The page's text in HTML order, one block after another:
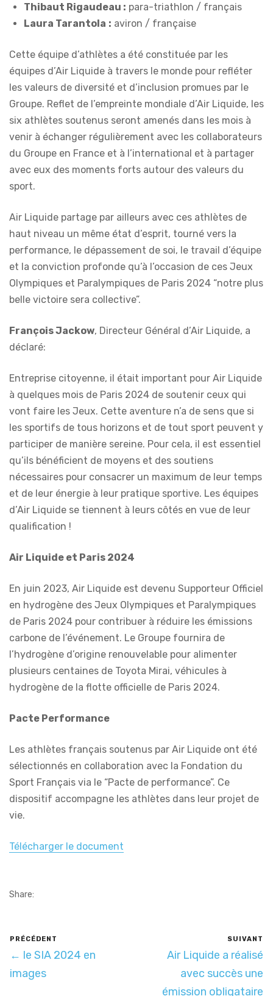
Thibaut Rigaudeau : para-triathlon / français
Laura Tarantola : aviron / française
Cette équipe d’athlètes a été constituée par les
équipes d’Air Liquide à travers le monde pour refléter
les valeurs de diversité et d’inclusion promues par le
Groupe. Reflet de l’empreinte mondiale d’Air Liquide, les
six athlètes soutenus seront amenés dans les mois à
venir à échanger régulièrement avec les collaborateurs
du Groupe en France et à l’international et à partager
avec eux des moments forts autour des valeurs du
sport.
Air Liquide partage par ailleurs avec ces athlètes de
haut niveau un même état d’esprit, tourné vers la
performance, le dépassement de soi, le travail d’équipe
et la conviction profonde qu’à l’occasion de ces Jeux
Olympiques et Paralympiques de Paris 2024 “notre plus
belle victoire sera collective”.
François Jackow, Directeur Général d’Air Liquide, a
déclaré:
Entreprise citoyenne, il était important pour Air Liquide
à quelques mois de Paris 2024 de soutenir ceux qui
vont faire les Jeux. Cette aventure n’a de sens que si
les sportifs de tous horizons et de tout sport peuvent y
participer de manière sereine. Pour cela, il est essentiel
qu’ils bénéficient de moyens et des soutiens
nécessaires pour consacrer un maximum de leur temps
et de leur énergie à leur pratique sportive. Les équipes
d’Air Liquide se tiennent à leurs côtés en vue de leur
qualification !
Air Liquide et Paris 2024
En juin 2023, Air Liquide est devenu Supporteur Officiel
en hydrogène des Jeux Olympiques et Paralympiques
de Paris 2024 pour contribuer à réduire les émissions
carbone de l’événement. Le Groupe fournira de
l’hydrogène d’origine renouvelable pour alimenter
plusieurs centaines de Toyota Mirai, véhicules à
hydrogène de la flotte officielle de Paris 2024.
Pacte Performance
Les athlètes français soutenus par Air Liquide ont été
sélectionnés en collaboration avec la Fondation du
Sport Français via le “Pacte de performance”. Ce
dispositif accompagne les athlètes dans leur projet de
vie.
Télécharger le document
Share:
PRÉCÉDENT
← le SIA 2024 en
images
SUIVANT
Air Liquide a réalisé
avec succès une
émission obligataire